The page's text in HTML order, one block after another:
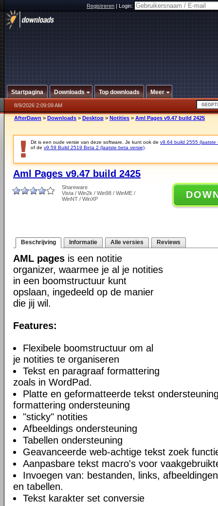
Registreren|Login:
Startpagina Downloads Top downloads Meer
8/9/2026 2:09:09 AM
AfterDawn > Downloads > Desktop > Notities > Aml Pages v9.47 build 2425
Dit is een oude versie van deze software. Je kunt ook de v9.64 build 2555 (laatste
of de v9.59 Build 2519 Beta 2 (laatste beta versie)
Aml Pages v9.47 build 2425
Shareware
Vista / Win2k / Win98 / WinME /
WinNT / WinXP
Beschrijving Informatie Alle versies Reviews
AML pages is een notitie
organizer, waarmee je al je notities
in een boomstructuur kunt
opslaan, ingedeeld op de manier
die jij wil.
Features:
Flexibele boomstructuur om al
je notities te organiseren
Tekst en paragraaf formattering
zoals in WordPad.
Platte en geformatteerde tekst
formattering ondersteuning
"sticky" notities
Afbeeldings ondersteuning
Tabellen ondersteuning
Geavanceerde web-achtige tekst zoek
Aanpasbare tekst macro's voor
Invoegen van: bestanden, links,
en tabellen.
Tekst karakter set conversie